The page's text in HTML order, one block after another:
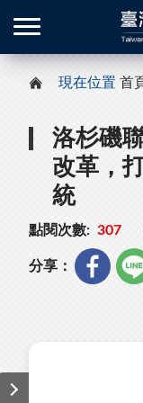
現在位置 首
洛杉磯
改革，
統
點閱次數: 307
分享：